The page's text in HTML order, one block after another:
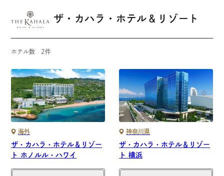
ザ・カハラ・ホテル＆リゾート
ホテル数 2件
海外
ザ・カハラ・ホテル＆リゾー
ト ホノルル・ハワイ
神奈川県
ザ・カハラ・ホテル＆リゾー
ト 横浜